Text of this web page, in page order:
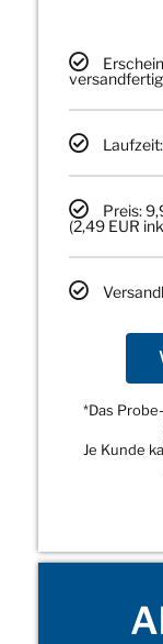
Preis:
(2,49 EUR
*Das
Je Kunde